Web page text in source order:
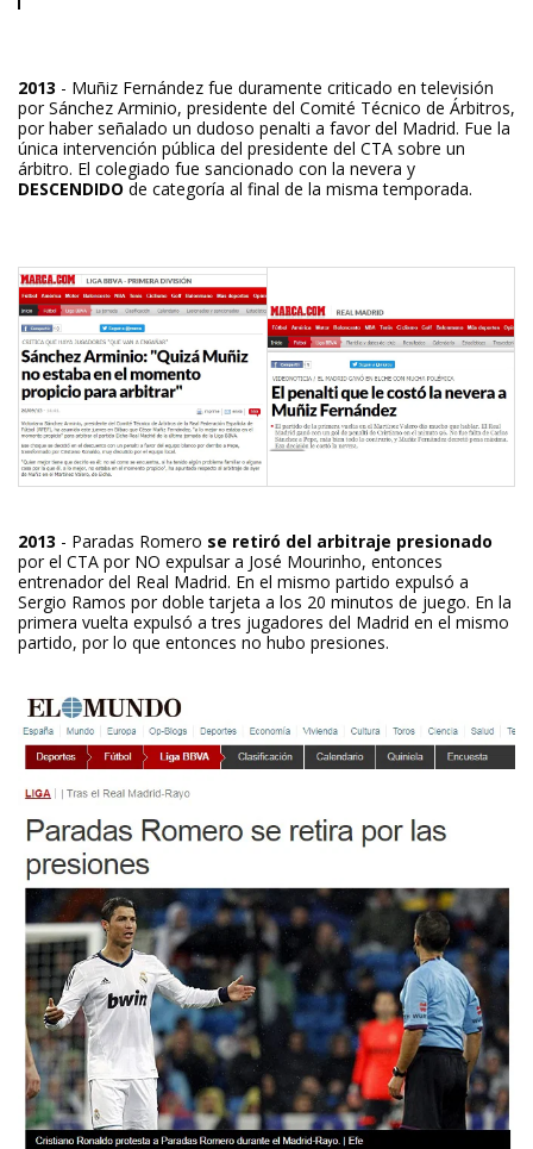
2013 - Muñiz Fernández fue duramente criticado en televisión
por Sánchez Arminio, presidente del Comité Técnico de Árbitros,
por haber señalado un dudoso penalti a favor del Madrid. Fue la
única intervención pública del presidente del CTA sobre un
árbitro. El colegiado fue sancionado con la nevera y
DESCENDIDO de categoría al final de la misma temporada.
2013 - Paradas Romero se retiró del arbitraje presionado
por el CTA por NO expulsar a José Mourinho, entonces
entrenador del Real Madrid. En el mismo partido expulsó a
Sergio Ramos por doble tarjeta a los 20 minutos de juego. En la
primera vuelta expulsó a tres jugadores del Madrid en el mismo
partido, por lo que entonces no hubo presiones.